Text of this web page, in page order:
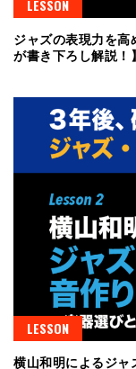
LESSON
ジャズの表現力を
が書き下ろし解説！】
LESSON
横山和明によるジャ